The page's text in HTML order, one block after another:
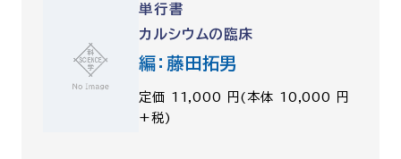
単行書
カルシウムの臨床
編：藤田拓男
定価 11,000 円(本体 10,000 円
+税)